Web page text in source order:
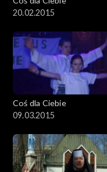
20.02.2015
Coś dla Ciebie
09.03.2015